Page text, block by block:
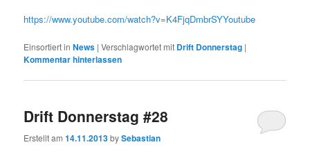
https://www.youtube.com/watch?v=K4FjqDmbrSYYoutube
Einsortiert in News |Verschlagwortet mit Drift Donnerstag |
Kommentar hinterlassen
Drift Donnerstag #28
Erstellt am14.11.2013bySebastian